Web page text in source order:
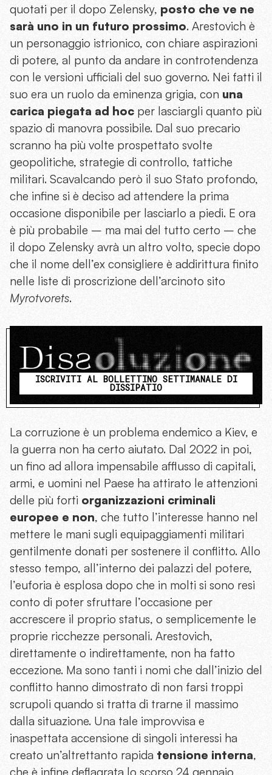
quotati per il dopo Zelensky, posto che ve ne
sarà uno in un futuro prossimo. Arestovich è
un personaggio istrionico, con chiare aspirazioni
di potere, al punto da andare in controtendenza
con le versioni ufficiali del suo governo. Nei fatti il
suo era un ruolo da eminenza grigia, con una
carica piegata ad hoc per lasciargli quanto più
spazio di manovra possibile. Dal suo precario
scranno ha più volte prospettato svolte
geopolitiche, strategie di controllo, tattiche
militari. Scavalcando però il suo Stato profondo,
che infine si è deciso ad attendere la prima
occasione disponibile per lasciarlo a piedi. E ora
è più probabile – ma mai del tutto certo – che
il dopo Zelensky avrà un altro volto, specie dopo
che il nome dell’ex consigliere è addirittura finito
nelle liste di proscrizione dell’arcinoto sito
Myrotvorets.
ISCRIVITI AL BOLLETTINO SETTIMANALE DI
DISSIPATIO
La corruzione è un problema endemico a Kiev, e
la guerra non ha certo aiutato. Dal 2022 in poi,
un fino ad allora impensabile afflusso di capitali,
armi, e uomini nel Paese ha attirato le attenzioni
delle più forti organizzazioni criminali
europee e non, che tutto l’interesse hanno nel
mettere le mani sugli equipaggiamenti militari
gentilmente donati per sostenere il conflitto. Allo
stesso tempo, all’interno dei palazzi del potere,
l’euforia è esplosa dopo che in molti si sono resi
conto di poter sfruttare l’occasione per
accrescere il proprio status, o semplicemente le
proprie ricchezze personali. Arestovich,
direttamente o indirettamente, non ha fatto
eccezione. Ma sono tanti i nomi che dall’inizio del
conflitto hanno dimostrato di non farsi troppi
scrupoli quando si tratta di trarne il massimo
dalla situazione. Una tale improvvisa e
inaspettata accensione di singoli interessi ha
creato un’altrettanto rapida tensione interna,